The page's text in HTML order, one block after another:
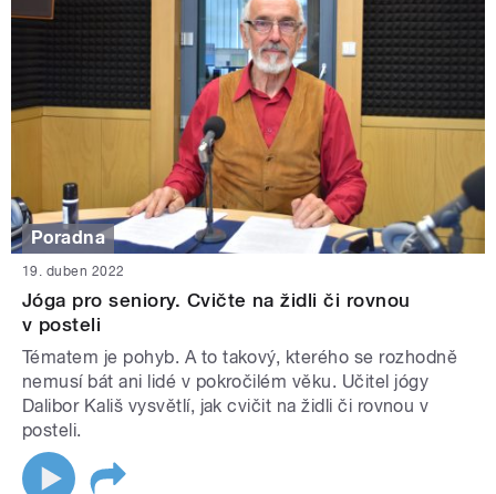
Poradna
19. duben 2022
Jóga pro seniory. Cvičte na židli či rovnou
v posteli
Tématem je pohyb. A to takový, kterého se rozhodně
nemusí bát ani lidé v pokročilém věku. Učitel jógy
Dalibor Kališ vysvětlí, jak cvičit na židli či rovnou v
posteli.